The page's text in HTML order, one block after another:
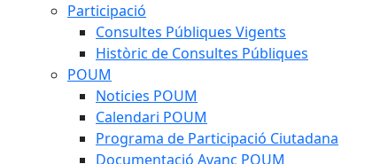
Participació
Consultes Públiques Vigents
Històric de Consultes Públiques
POUM
Noticies POUM
Calendari POUM
Programa de Participació Ciutadana
Documentació Avanç POUM